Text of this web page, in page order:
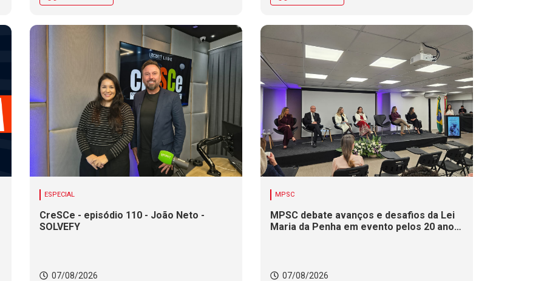
ESPECIAL
CreSCe - episódio 110 - João Neto -
SOLVEFY
07/08/2026
MPSC
MPSC debate avanços e desafios da Lei
Maria da Penha em evento pelos 20 anos
07/08/2026